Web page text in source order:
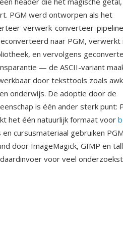
PGM werd ontworpen als het
verwerk-converteer-
naar PGM,
en vervolgens
— de ASCII-variant
door teksttools zoals
onderwijs. De adoptie door de
is één ander sterk punt:
het één natuurlijk formaat voor
cursusmateriaal gebruiken
door ImageMagick, GIMP en
voor veel